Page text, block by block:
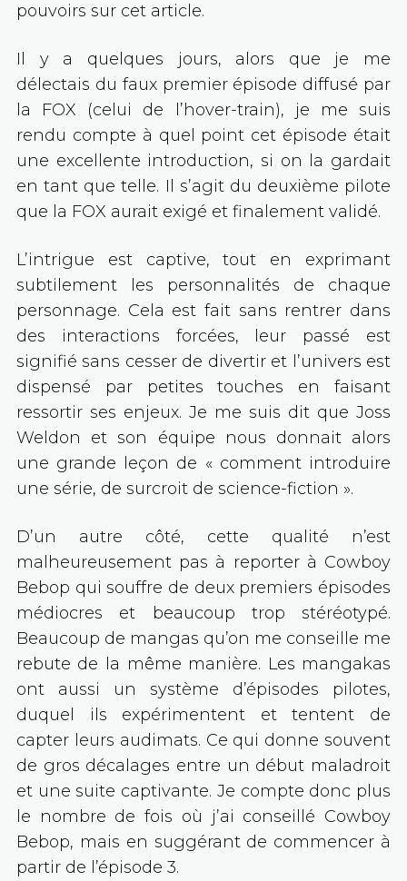
pouvoirs sur cet article.
Il y a quelques jours, alors que je me
délectais du faux premier épisode diffusé par
la FOX (celui de l’hover-train), je me suis
rendu compte à quel point cet épisode était
une excellente introduction, si on la gardait
en tant que telle. Il s’agit du deuxième pilote
que la FOX aurait exigé et finalement validé.
L’intrigue est captive, tout en exprimant
subtilement les personnalités de chaque
personnage. Cela est fait sans rentrer dans
des interactions forcées, leur passé est
signifié sans cesser de divertir et l’univers est
dispensé par petites touches en faisant
ressortir ses enjeux. Je me suis dit que Joss
Weldon et son équipe nous donnait alors
une grande leçon de « comment introduire
une série, de surcroit de science-fiction ».
D’un autre côté, cette qualité n’est
malheureusement pas à reporter à Cowboy
Bebop qui souffre de deux premiers épisodes
médiocres et beaucoup trop stéréotypé.
Beaucoup de mangas qu’on me conseille me
rebute de la même manière. Les mangakas
ont aussi un système d’épisodes pilotes,
duquel ils expérimentent et tentent de
capter leurs audimats. Ce qui donne souvent
de gros décalages entre un début maladroit
et une suite captivante. Je compte donc plus
le nombre de fois où j’ai conseillé Cowboy
Bebop, mais en suggérant de commencer à
partir de l’épisode 3.